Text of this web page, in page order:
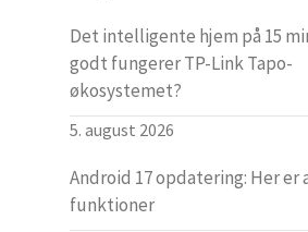
Det intelligente hjem på 15
godt fungerer TP-Link Tapo-
økosystemet?
5. august 2026
Android 17 opdatering: Her er
funktioner